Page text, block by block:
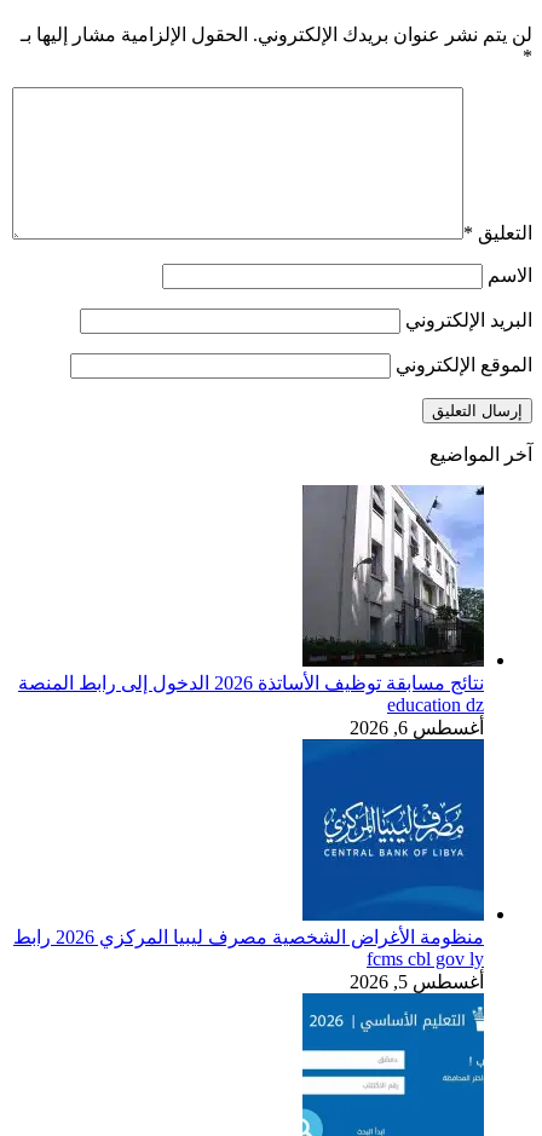
لن يتم نشر عنوان بريدك الإلكتروني. الحقول الإلزامية مشار إليها بـ
*
التعليق *
الاسم
البريد الإلكتروني
الموقع الإلكتروني
آخر المواضيع
نتائج مسابقة توظيف الأساتذة 2026 الدخول إلى رابط المنصة
education dz
أغسطس 6, 2026
منظومة الأغراض الشخصية مصرف ليبيا المركزي 2026 رابط
fcms cbl gov ly
أغسطس 5, 2026